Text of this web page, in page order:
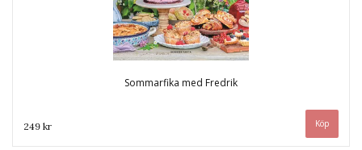
Sommarfika med Fredrik
249 kr